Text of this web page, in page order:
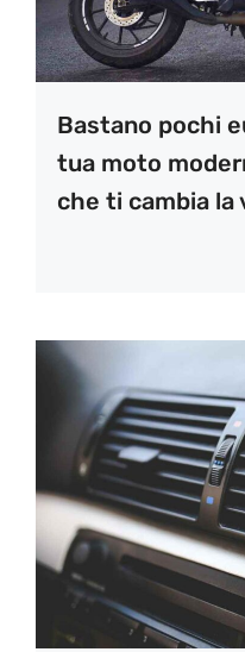
Bastano pochi
tua moto
che ti cambia la